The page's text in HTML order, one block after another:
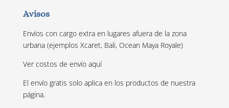
Avisos
Envíos con cargo extra en lugares afuera de la zona
urbana (ejemplos Xcaret, Bali, Ocean Maya Royale)
Ver costos de envío aquí
El envío gratis solo aplica en los productos de nuestra
página.